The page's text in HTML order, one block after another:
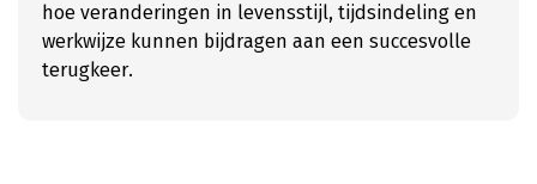
hoe veranderingen in levensstijl, tijdsindeling en
werkwijze kunnen bijdragen aan een succesvolle
terugkeer.